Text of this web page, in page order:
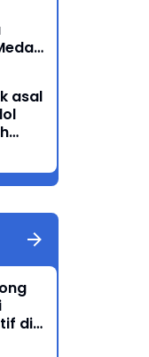
asal
di